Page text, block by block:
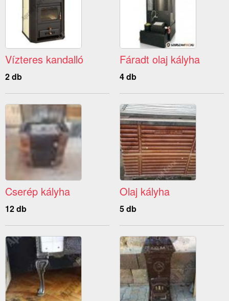
Vízteres kandalló
2 db
Fáradt olaj kályha
4 db
Cserép kályha
12 db
Olaj kályha
5 db